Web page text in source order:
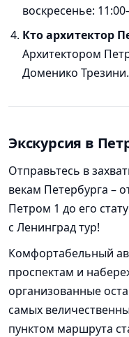
воскресенье:
Кто архитектор
Архитектором
Доменико Трезини.
Экскурсия в
Отправьтесь в
векам Петербурга –
Петром 1 до его
с Ленинград тур!
Комфортабельный
проспектам и
организованные
самых
пунктом маршрута